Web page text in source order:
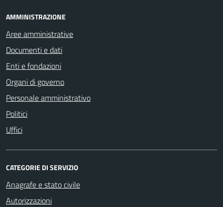
AMMINISTRAZIONE
Aree amministrative
Documenti e dati
Enti e fondazioni
Organi di governo
Personale amministrativo
Politici
Uffici
CATEGORIE DI SERVIZIO
Anagrafe e stato civile
Autorizzazioni